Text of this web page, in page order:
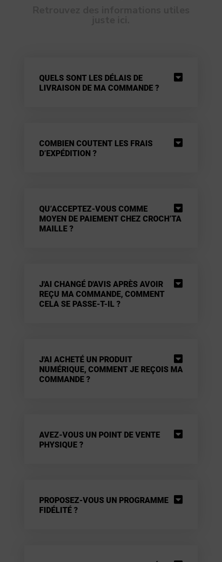
QUELS SONT LES DÉLAIS DE
LIVRAISON DE MA COMMANDE ?
COMBIEN COUTENT LES FRAIS
D’EXPÉDITION ?
QU’ACCEPTEZ-VOUS COMME
MOYEN DE PAIEMENT CHEZ CROCH’TA
MAILLE ?
J'AI CHANGÉ D'AVIS APRÈS AVOIR
REÇU MA COMMANDE, COMMENT
CELA SE PASSE-T-IL ?
J'AI ACHETÉ UN PRODUIT
NUMÉRIQUE, COMMENT JE REÇOIS MA
COMMANDE ?
AVEZ-VOUS UN POINT DE VENTE
PHYSIQUE ?
PROPOSEZ-VOUS UN PROGRAMME
FIDÉLITÉ ?